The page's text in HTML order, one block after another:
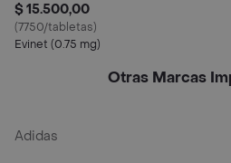
$ 15.500,00
(7750/tabletas)
Evinet (0.75 mg)
Otras Marcas
Adidas